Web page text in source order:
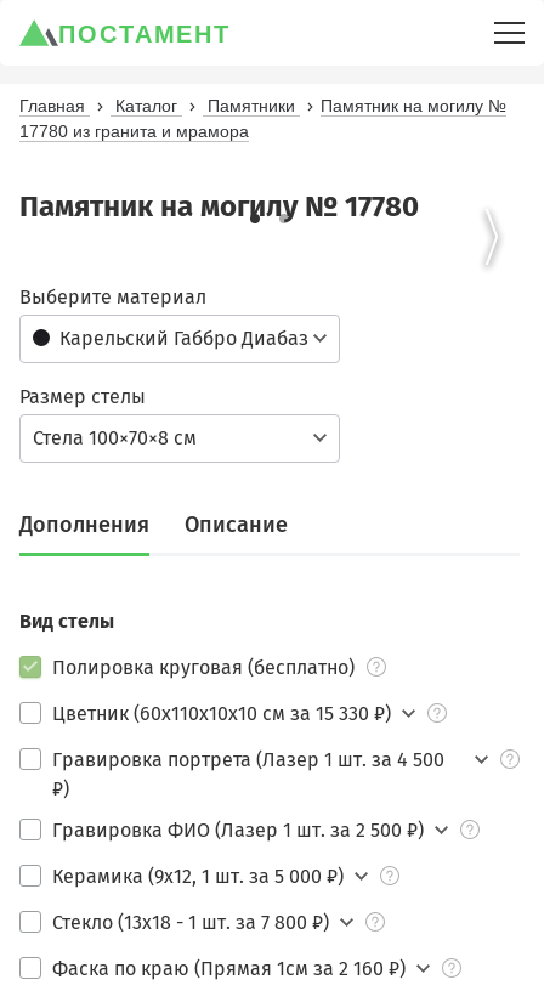
ПОСТАМЕНТ
Главная Каталог Памятники
Памятник на могилу №
17780 из гранита и мрамора
Памятник на могилу № 17780
Карельский Габбро Диабаз
Выберите материал
Стела 100×70×8 см
Размер стелы
Дополнения Описание
Вид стелы
Полировка круговая (бесплатно)
Цветник (60х110х10х10 см за 15 330 ₽)
Гравировка портрета (Лазер 1 шт. за 4 500
₽)
Гравировка ФИО (Лазер 1 шт. за 2 500 ₽)
Керамика (9х12, 1 шт. за 5 000 ₽)
Стекло (13х18 - 1 шт. за 7 800 ₽)
Фаска по краю (Прямая 1см за 2 160 ₽)